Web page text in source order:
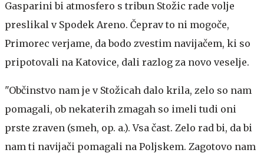
Gasparini bi atmosfero s tribun Stožic rade volje
preslikal v Spodek Areno. Čeprav to ni mogoče,
Primorec verjame, da bodo zvestim navijačem, ki so
pripotovali na Katovice, dali razlog za novo veselje.
"Občinstvo nam je v Stožicah dalo krila, zelo so nam
pomagali, ob nekaterih zmagah so imeli tudi oni
prste zraven (smeh, op. a.). Vsa čast. Zelo rad bi, da bi
nam ti navijači pomagali na Poljskem. Zagotovo nam